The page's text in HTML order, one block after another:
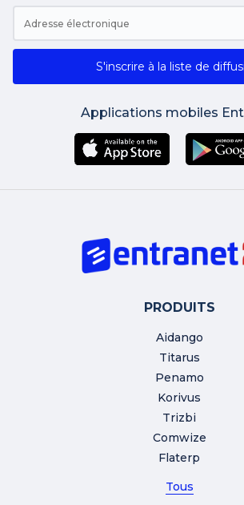
S'inscrire à la liste de
Applications mobiles
PRODUITS
Aidango
Titarus
Penamo
Korivus
Trizbi
Comwize
Flaterp
Tous